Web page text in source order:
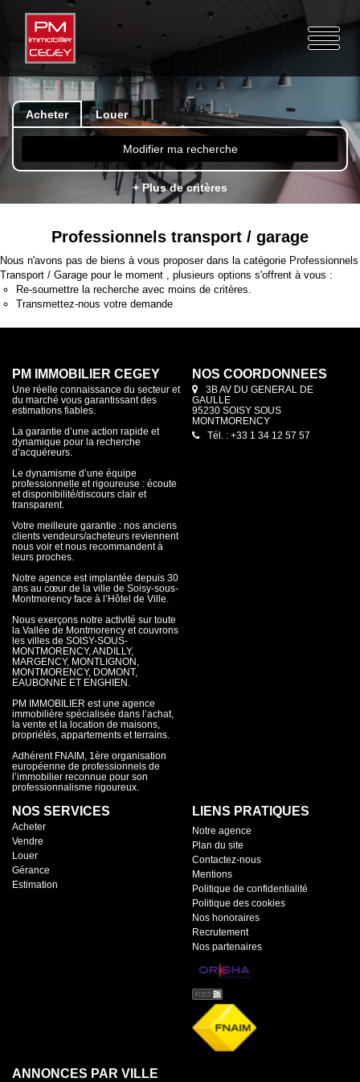
Acheter Louer
Modifier ma recherche
+ Plus de critères
Professionnels transport / garage
Nous n'avons pas de biens à vous proposer dans la catégorie Professionnels
Transport / Garage pour le moment , plusieurs options s'offrent à vous :
Re-soumettre la recherche avec moins de critères.
Transmettez-nous votre demande
PM IMMOBILIER CEGEY
Une réelle connaissance du secteur et
du marché vous garantissant des
estimations fiables.
La garantie d’une action rapide et
dynamique pour la recherche
d’acquéreurs.
Le dynamisme d’une équipe
professionnelle et rigoureuse : écoute
et disponibilité/discours clair et
transparent.
Votre meilleure garantie : nos anciens
clients vendeurs/acheteurs reviennent
nous voir et nous recommandent à
leurs proches.
Notre agence est implantée depuis 30
ans au cœur de la ville de Soisy-sous-
Montmorency face à l’Hôtel de Ville.
Nous exerçons notre activité sur toute
la Vallée de Montmorency et couvrons
les villes de SOISY-SOUS-
MONTMORENCY, ANDILLY,
MARGENCY, MONTLIGNON,
MONTMORENCY, DOMONT,
EAUBONNE ET ENGHIEN.
PM IMMOBILIER est une agence
immobilière spécialisée dans l’achat,
la vente et la location de maisons,
propriétés, appartements et terrains.
Adhérent FNAIM, 1ère organisation
européenne de professionnels de
l’immobilier reconnue pour son
professionnalisme rigoureux.
NOS COORDONNÉES
3B AV DU GENERAL DE
GAULLE
95230 SOISY SOUS
MONTMORENCY
Tél. : +33 1 34 12 57 57
NOS SERVICES
Acheter
Vendre
Louer
Gérance
Estimation
LIENS PRATIQUES
Notre agence
Plan du site
Contactez-nous
Mentions
Politique de confidentialité
Politique des cookies
Nos honoraires
Recrutement
Nos partenaires
ANNONCES PAR VILLE